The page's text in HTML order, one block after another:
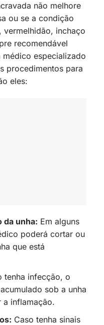
não melhore
ou se a condição
vermelhidão, inchaço
recomendável
especializado
procedimentos para
eles:
da unha: Em alguns
poderá cortar ou
que está
tenha infecção, o
sob a unha
a inflamação.
Caso tenha sinais